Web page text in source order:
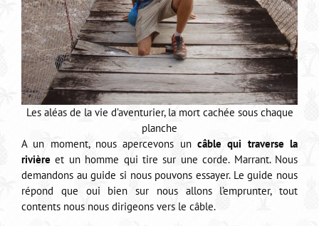
Les aléas de la vie d’aventurier, la mort cachée sous chaque
planche
A un moment, nous apercevons un câble qui traverse la
rivière et un homme qui tire sur une corde. Marrant. Nous
demandons au guide si nous pouvons essayer. Le guide nous
répond que oui bien sur nous allons l’emprunter, tout
contents nous nous dirigeons vers le câble.